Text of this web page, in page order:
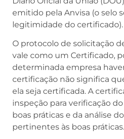
emitido pela Anvisa (o selo
legitimidade do certificado).
O protocolo de solicitação
vale como um Certificado,
determinada empresa
certificação não significa
ela seja certificada. A
inspeção para verificação
boas práticas e da análise
pertinentes às boas práticas.